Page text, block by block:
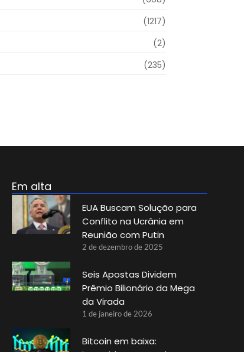
(1217)
(2)
(235)
Em alta
EUA Buscam Solução para
Conflito na Ucrânia em
Reunião com Putin
2 de dezembro de 2025
Seis Apostas Dividem
Prêmio Bilionário da Mega
da Virada
1 de janeiro de 2026
Bitcoin em baixa: